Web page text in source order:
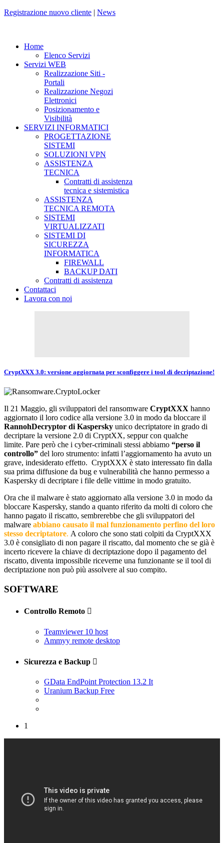
Registrazione nuovo cliente | News
Home
Elenco Servizi
Servizi WEB
Realizzazione Siti -
Portali
Realizzazione Negozi
Elettronici
Posizionamento e
Visibilità
SERVIZI INFORMATICI
PROGETTAZIONE
SISTEMI
SOLUZIONI VPN
ASSISTENZA
TECNICA
Contratti di assistenza
tecnica e sistemistica
ASSISTENZA
TECNICA REMOTA
SISTEMI
VIRTUALIZZATI
SISTEMI DI
SICUREZZA
INFORMATICA
FIREWALL
BACKUP DATI
Contratti di assistenza
Contattaci
Lavora con noi
CryptXXX 3.0: versione aggiornata per sconfiggere i tool di decriptazione!
Il 21 Maggio, gli sviluppatori del ransomware CryptXXX hanno
aggiornato il loro codice alla versione 3.0 in modo da bloccare il
RannohDecryptor di Kaspersky unico decriptatore in grado di
decriptare la versione 2.0 di CryptXX, seppur con qualche
limite. Pare però che i cyber-criminali stessi abbiamo “perso il
controllo” del loro strumento: infatti l’aggiornamento ha avuto un
grave, indesiderato effetto. CryptXXX è stato interessato fin dalla
sua prima diffusione da bug e vulnerabilità che hanno permesso a
Kaspersky di decriptare i file delle vittime in modo gratuito.
Ora che il malware è stato aggiornato alla versione 3.0 in modo da
bloccare Kaspersky, stando a quanto riferito da molti di coloro che
hanno pagato il riscatto, sembrerebbe che gli sviluppatori del
malware abbiano causato il mal funzionamento perfino del loro
stesso decriptatore. A coloro che sono stati colpiti da CryptXXX
3.0 è consigliato di non pagare il riscatto, dal momento che se già è
incerto ricevere la chiave di decriptazione dopo il pagamento del
riscatto, diventa impossibile riceverne una funzionante se il tool di
decriptazione non può più assolvere al suo compito.
SOFTWARE
Controllo Remoto 
Teamviewer 10 host
Ammyy remote desktop
Sicurezza e Backup 
GData EndPoint Protection 13.2 It
Uranium Backup Free
1